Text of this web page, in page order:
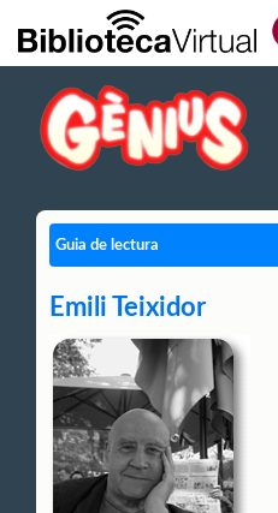
Salta al contingut principal
Guia de lectura
Emili Teixidor